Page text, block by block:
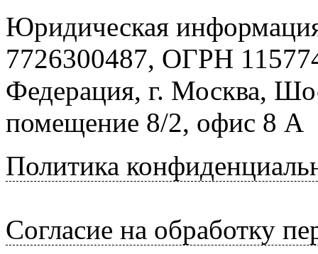
Юридическая
7726300487, ОГРН
Федерация, г. Москва,
помещение 8/2, офис 8 А
Политика
Согласие на обработку